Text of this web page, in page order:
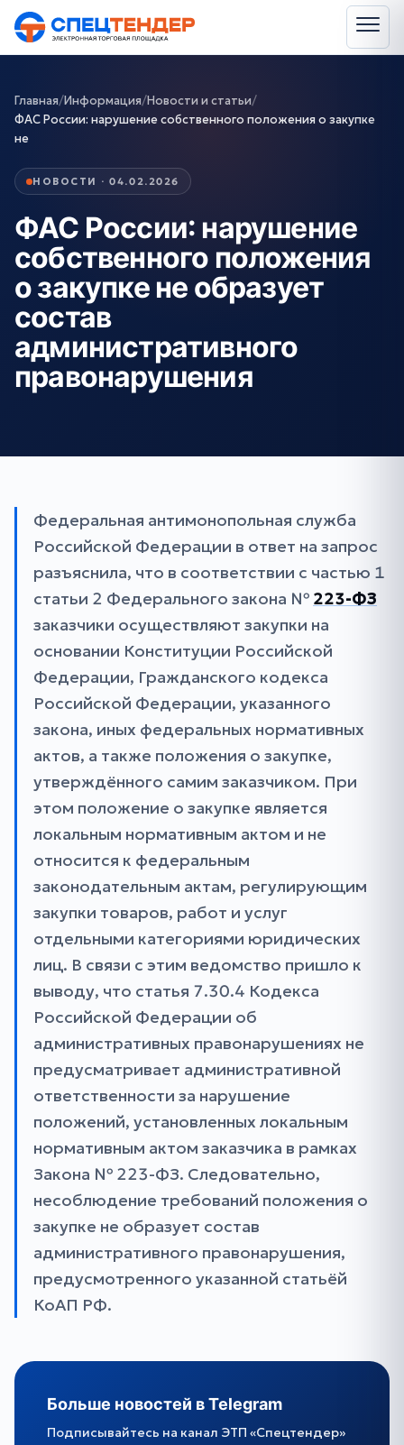
Главная/Информация/Новости и статьи/
ФАС России: нарушение собственного положения о закупке
не
НОВОСТИ · 04.02.2026
ФАС России: нарушение
собственного положения
о закупке не образует
состав
административного
правонарушения
Федеральная антимонопольная служба
Российской Федерации в ответ на запрос
разъяснила, что в соответствии с частью 1
статьи 2 Федерального закона № 223-ФЗ
заказчики осуществляют закупки на
основании Конституции Российской
Федерации, Гражданского кодекса
Российской Федерации, указанного
закона, иных федеральных нормативных
актов, а также положения о закупке,
утверждённого самим заказчиком. При
этом положение о закупке является
локальным нормативным актом и не
относится к федеральным
законодательным актам, регулирующим
закупки товаров, работ и услуг
отдельными категориями юридических
лиц. В связи с этим ведомство пришло к
выводу, что статья 7.30.4 Кодекса
Российской Федерации об
административных правонарушениях не
предусматривает административной
ответственности за нарушение
положений, установленных локальным
нормативным актом заказчика в рамках
Закона № 223-ФЗ. Следовательно,
несоблюдение требований положения о
закупке не образует состав
административного правонарушения,
предусмотренного указанной статьёй
КоАП РФ.
Больше новостей в Telegram
Подписывайтесь на канал ЭТП «Спецтендер»